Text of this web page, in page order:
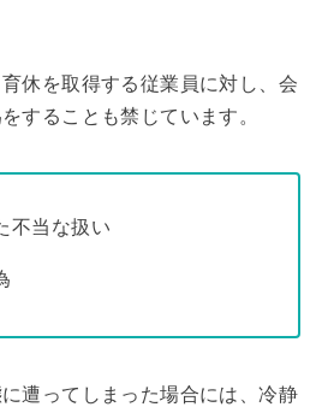
休を取得する従業員に対し、会
することも禁じています。
不当な扱い
遭ってしまった場合には、冷静